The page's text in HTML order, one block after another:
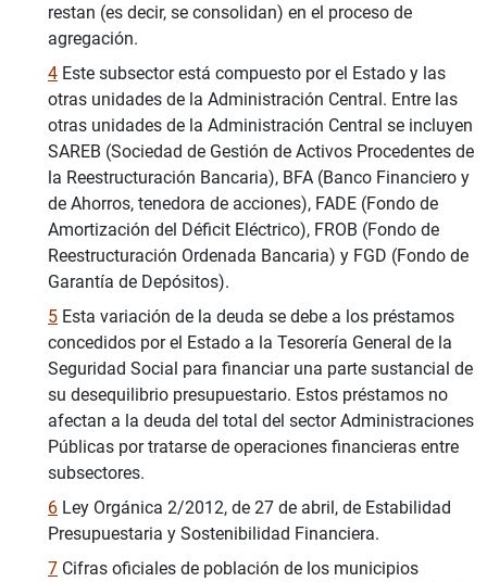
restan (es decir, se consolidan) en el proceso de
agregación.
4 Este subsector está compuesto por el Estado y las
otras unidades de la Administración Central. Entre las
otras unidades de la Administración Central se incluyen
SAREB (Sociedad de Gestión de Activos Procedentes de
la Reestructuración Bancaria), BFA (Banco Financiero y
de Ahorros, tenedora de acciones), FADE (Fondo de
Amortización del Déficit Eléctrico), FROB (Fondo de
Reestructuración Ordenada Bancaria) y FGD (Fondo de
Garantía de Depósitos).
5 Esta variación de la deuda se debe a los préstamos
concedidos por el Estado a la Tesorería General de la
Seguridad Social para financiar una parte sustancial de
su desequilibrio presupuestario. Estos préstamos no
afectan a la deuda del total del sector Administraciones
Públicas por tratarse de operaciones financieras entre
subsectores.
6 Ley Orgánica 2/2012, de 27 de abril, de Estabilidad
Presupuestaria y Sostenibilidad Financiera.
7 Cifras oficiales de población de los municipios